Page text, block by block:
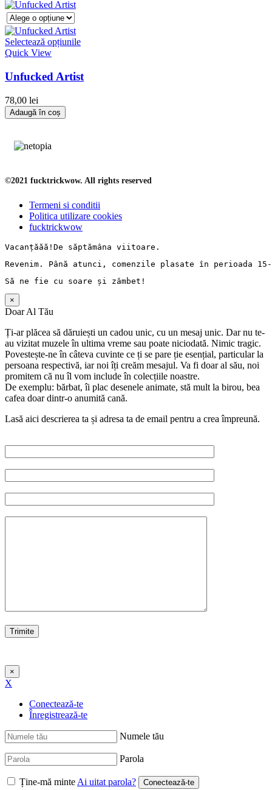
Selectează opțiunile
Quick View
Unfucked Artist
78,00 lei
Adaugă în coș
©2021 fucktrickwow. All rights reserved
Termeni si conditii
Politica utilizare cookies
fucktrickwow
Vacanțăăă!De săptămâna viitoare.
Revenim. Până atunci, comenzile plasate în perioada
Să ne fie cu soare și zâmbet !
×
Doar Al Tău
Ți-ar plăcea să dăruiești un cadou unic, cu un mesaj unic. Dar nu te-
au vizitat muzele în ultima vreme sau poate niciodată. Nimic tragic.
Povestește-ne în câteva cuvinte ce ți se pare ție esențial, particular la
persoana respectivă, iar noi îți creăm mesajul. Va fi doar al său, noi
promitem că nu îl vom include în colecțiile noastre.
De exemplu: bărbat, îi plac desenele animate, stă mult la birou, bea
cafea doar dintr-o anumită cană.
Lasă aici descrierea ta și adresa ta de email pentru a crea împreună.
×
X
Conectează-te
Înregistrează-te
Numele tău
Parola
Ține-mă minte Ai uitat parola?